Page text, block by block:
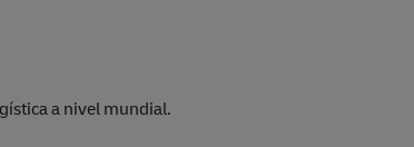
a nivel mundial.